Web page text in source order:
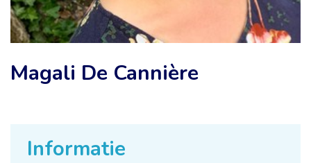
Informatie
Magali De Cannière